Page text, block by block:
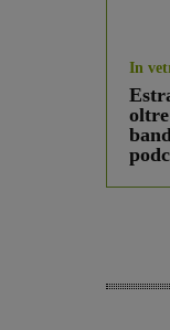
In